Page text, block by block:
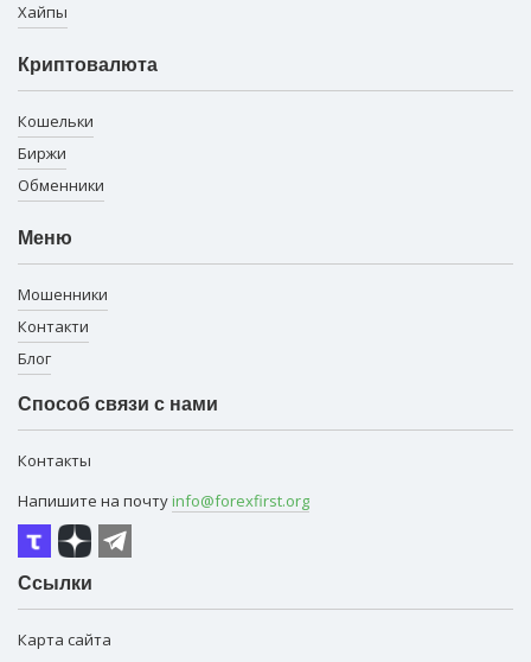
Хайпы
Криптовалюта
Кошельки
Биржи
Обменники
Меню
Мошенники
Контакти
Блог
Способ связи с нами
Контакты
Напишите на почту info@forexfirst.org
Ссылки
Карта сайта